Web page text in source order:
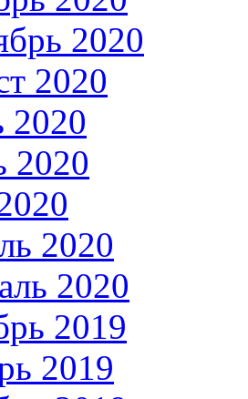
2020
2020
2020
2020
2020
2019
2019